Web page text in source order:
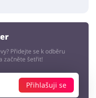
Přidejte se k odběru
začněte šetřit!
Přihlašuji se